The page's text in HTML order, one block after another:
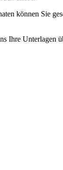
können Sie
Ihre Unterlagen